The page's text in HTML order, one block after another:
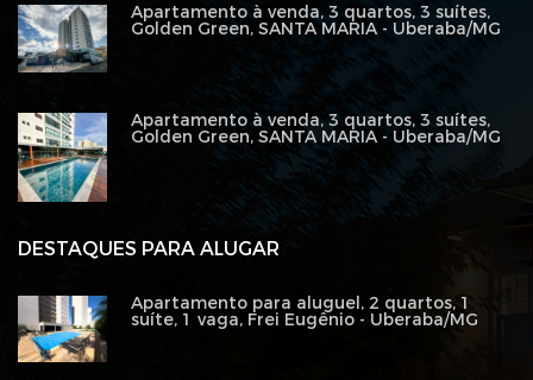
DESTAQUES PARA ALUGAR
Apartamento para aluguel, 2 quartos, 1
suíte, 1 vaga, Frei Eugênio - Uberaba/MG
Apartamento à venda, 3 quartos, 3 suítes,
Golden Green, SANTA MARIA - Uberaba/MG
Apartamento à venda, 3 quartos, 3 suítes,
Golden Green, SANTA MARIA - Uberaba/MG